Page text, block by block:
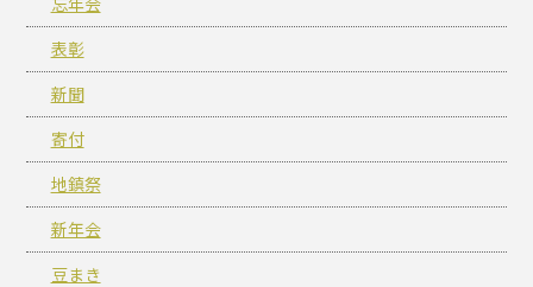
表彰
新聞
寄付
地鎮祭
新年会
豆まき